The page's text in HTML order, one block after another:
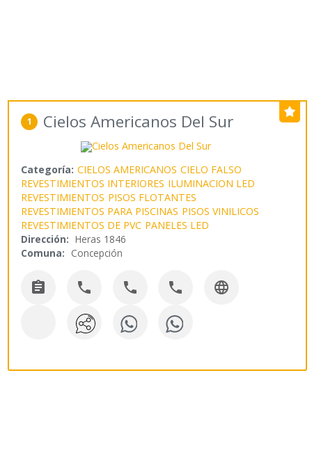
1 Cielos Americanos Del Sur
Categoría: CIELOS AMERICANOS CIELO FALSO
REVESTIMIENTOS INTERIORES ILUMINACION LED
REVESTIMIENTOS PISOS FLOTANTES
REVESTIMIENTOS PARA PISCINAS PISOS VINILICOS
REVESTIMIENTOS DE PVC PANELES LED
Dirección: Heras 1846
Comuna: Concepción
    